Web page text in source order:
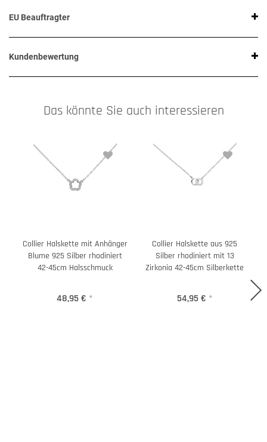
EU Beauftragter
Kundenbewertung
Das könnte Sie auch interessieren
Collier Halskette mit Anhänger
Blume 925 Silber rhodiniert
42-45cm Halsschmuck
48,95 € *
Collier Halskette aus 925
Silber rhodiniert mit 13
Zirkonia 42-45cm Silberkette
54,95 € *